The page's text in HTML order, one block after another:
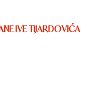
IVE TIJARDOVIĆA